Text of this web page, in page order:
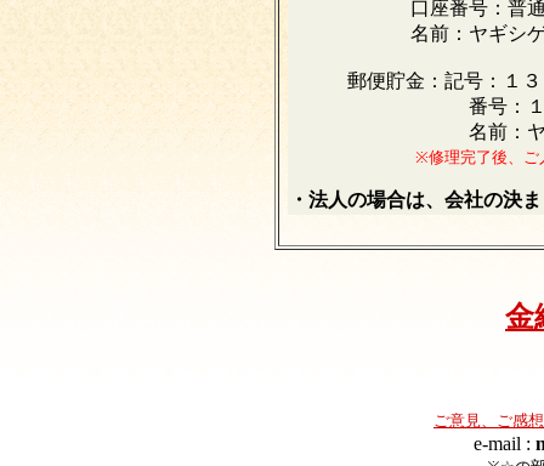
口座番号：普通
名前：ヤギシゲ
郵便貯金：記号：１３
番号：１１８
名前：ヤギ
※修理完了後、ご
・法人の場合は、会社の決
金
ご意見、ご感
e-mail :